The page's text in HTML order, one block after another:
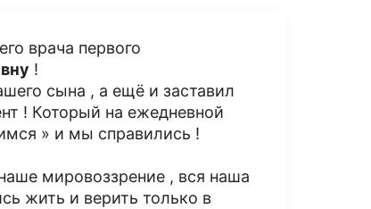
врача первого
!
сына , а ещё и заставил
! Который на ежедневной
» и мы справились !
мировоззрение , вся наша
жить и верить только в